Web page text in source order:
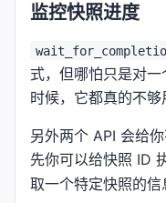
监控快照进度
式，但哪怕只是对
时候，它都真的不够
另外两个 API 会给
先你可以给快照 ID
取一个特定快照的信